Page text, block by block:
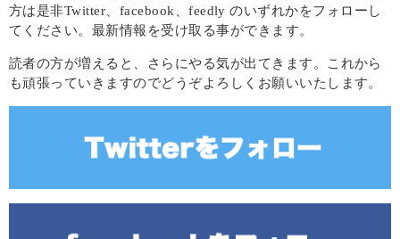
方は是非Twitter、facebook、feedly のいずれかをフォローし
てください。最新情報を受け取る事ができます。
読者の方が増えると、さらにやる気が出てきます。これから
も頑張っていきますのでどうぞよろしくお願いいたします。